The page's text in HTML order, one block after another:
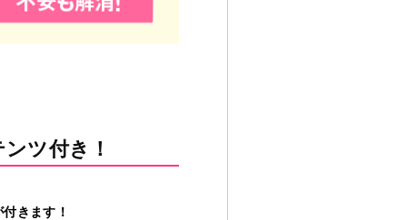
ツ付き！
きます！